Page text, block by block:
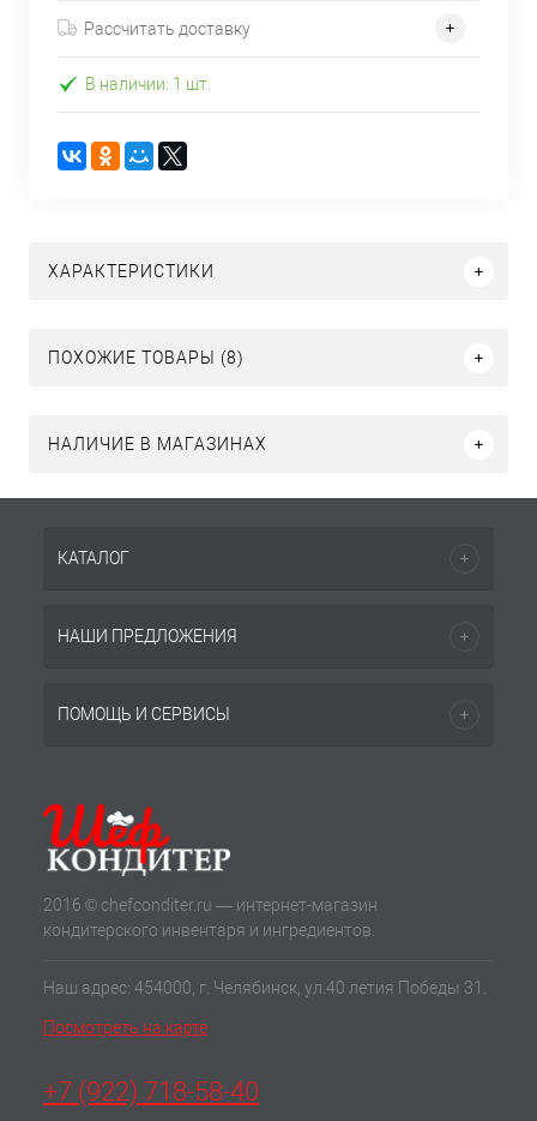
Рассчитать доставку
В наличии: 1 шт.
ХАРАКТЕРИСТИКИ
ПОХОЖИЕ ТОВАРЫ (8)
НАЛИЧИЕ В МАГАЗИНАХ
КАТАЛОГ
НАШИ ПРЕДЛОЖЕНИЯ
ПОМОЩЬ И СЕРВИСЫ
2016 © chefconditer.ru — интернет-магазин
кондитерского инвентаря и ингредиентов.
Наш адрес: 454000, г. Челябинск, ул.40 летия Победы 31.
Посмотреть на карте
+7 (922) 718-58-40